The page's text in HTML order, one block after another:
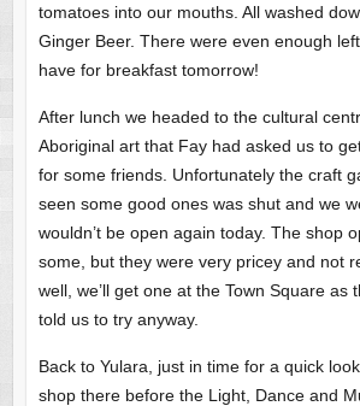
tomatoes into our mouths. All washed
Ginger Beer. There were even enough
have for breakfast tomorrow!
After lunch we headed to the cultural
Aboriginal art that Fay had asked us to
for some friends. Unfortunately the craft
seen some good ones was shut and we
wouldn’t be open again today. The shop
some, but they were very pricey and not
well, we’ll get one at the Town Square as
told us to try anyway.
Back to Yulara, just in time for a quick
shop there before the Light, Dance and